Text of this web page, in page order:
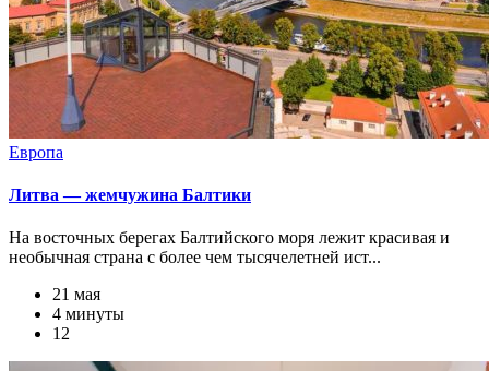
Европа
Литва — жемчужина Балтики
На восточных берегах Балтийского моря лежит красивая и
необычная страна с более чем тысячелетней ист...
21 мая
4 минуты
12